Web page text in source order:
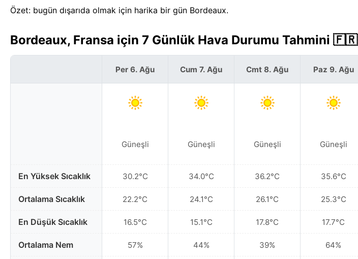
Özet: bugün dışarıda olmak için harika bir gün Bordeaux.
Bordeaux, Fransa için 7 Günlük Hava Durumu Tahmini 🇫🇷
En Yüksek Sıcaklık
Ortalama Sıcaklık
En Düşük Sıcaklık
Ortalama Nem
Per 6. Ağu
Güneşli
30.2°C
22.2°C
16.5°C
57%
Cum 7. Ağu
Güneşli
34.0°C
24.1°C
15.1°C
44%
Cmt 8. Ağu
Güneşli
36.2°C
26.1°C
17.8°C
39%
Paz 9. Ağu
Güneşli
35.6°C
25.3°C
17.7°C
64%